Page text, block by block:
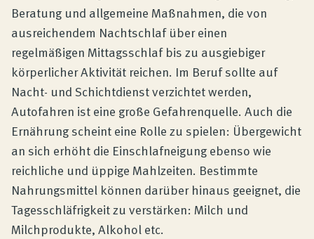
Beratung und allgemeine Maßnahmen, die von
ausreichendem Nachtschlaf über einen
regelmäßigen Mittagsschlaf bis zu ausgiebiger
körperlicher Aktivität reichen. Im Beruf sollte auf
Nacht- und Schichtdienst verzichtet werden,
Autofahren ist eine große Gefahrenquelle. Auch die
Ernährung scheint eine Rolle zu spielen: Übergewicht
an sich erhöht die Einschlafneigung ebenso wie
reichliche und üppige Mahlzeiten. Bestimmte
Nahrungsmittel können darüber hinaus geeignet, die
Tagesschläfrigkeit zu verstärken: Milch und
Milchprodukte, Alkohol etc.